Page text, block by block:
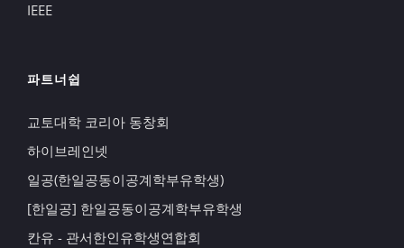
IEEE
파트너쉽
교토대학 코리아 동창회
하이브레인넷
일공(한일공동이공계학부유학생)
[한일공] 한일공동이공계학부유학생
칸유 - 관서한인유학생연합회